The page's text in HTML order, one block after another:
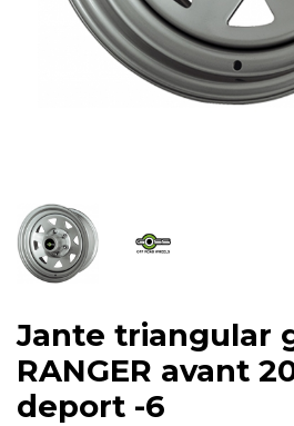
Jante triangular
RANGER avant
deport -6